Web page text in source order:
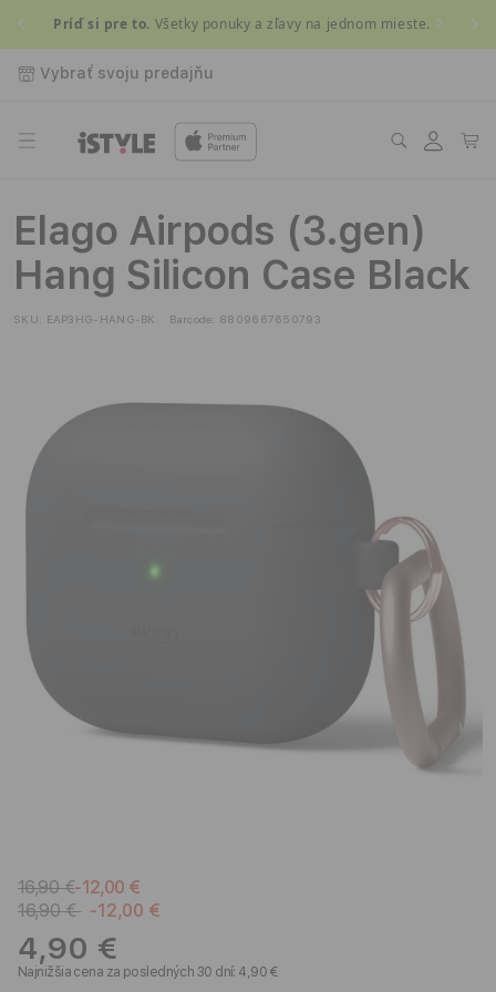
na
obsah
Príď si pre to. Všetky ponuky a zľavy na jednom mieste.
Vybrať svoju predajňu
Prihlásiť
sa
Košík
Elago Airpods (3.gen)
Hang Silicon Case Black
SKU: EAP3HG-HANG-BK Barcode: 8809667650793
16,90 €-12,00 €
16,90 € -12,00 €
4,90 €
Najnižšia cena za posledných 30 dní: 4,90 €